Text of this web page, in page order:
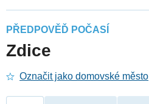
PŘEDPOVĚĎ POČASÍ
Zdice
Označit jako domovské město